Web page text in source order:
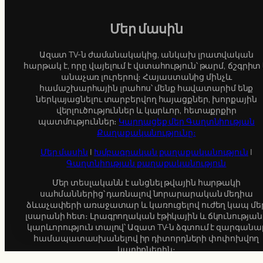
Մեր մասին
Ազատ TV-ն ժամանակակից, անկախ լրատվական
հարթակ է, որը վայելում է վստահություն՝ թարմ,
անաչառ լուրերով։ Հայաստանից մինչև
համաշխարհային լրահոս՝ մենք հավատարիմ ենք
ներկայացնելու տարբերվող հայացքներ, խորքային
վերլուծություններ և կարևոր, հետաքրքիր
պատմություններ։ Կարդացեք մեր Գաղտնիության
Քաղաքականությունը։
Մեր մասին | Խմբագրական քաղաքականություն |
Գաղտնիության քաղաքականություն
Մեր տեսլականն է անցնել թվային հարթակի
սահմաններից՝ դառնալով նորարարական մեդիա
ձևաչափերի առաջատար և կառուցելով ուժեղ կապ
լսարանի հետ։ Լրագրողական էթիկային և
կարևորություն տալով՝ Ազատ TV-ն ձգտում է
համապատասխանելով իր դիտորդների փոփոխվող
կարիքներին։